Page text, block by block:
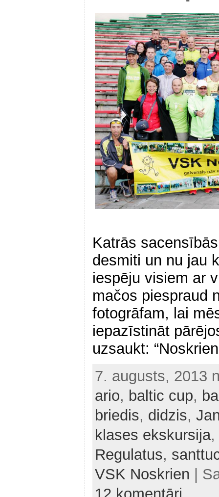
Katrās
desmiti un nu jau
iespēju visiem ar
mačos piespraud
fotogrāfam, lai
iepazīstināt
uzsaukt:
7. augusts, 2013
ario, baltic cup,
briedis, didzis,
klases ekskursija,
Regulatus,
VSK Noskrien |